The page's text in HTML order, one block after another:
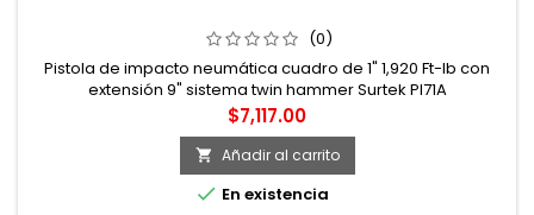
SURTEK (0)
Pistola de impacto neumática cuadro de 1" 1,920 Ft-lb con
extensión 9" sistema twin hammer Surtek PI71A
Precio
$7,117.00
 Añadir al carrito
 En existencia